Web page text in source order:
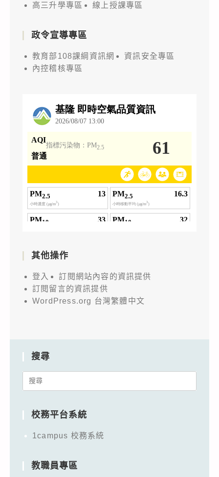
高三升學專區 線上授課專區
政令宣導專區
教育部108課綱資訊網
資訊安全專區
內控稽核專區
其他操作
登入
訂閱網站內容的資訊提供
訂閱留言的資訊提供
WordPress.org 台灣繁體中文
搜尋
Search
校務平台系統
1campus 校務系統
教職員專區